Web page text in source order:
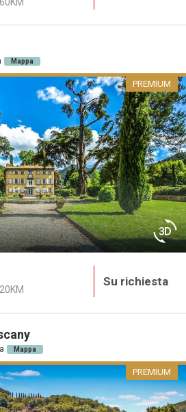
Mappa
PREMIUM
20KM
Su richiesta
Mappa
PREMIUM